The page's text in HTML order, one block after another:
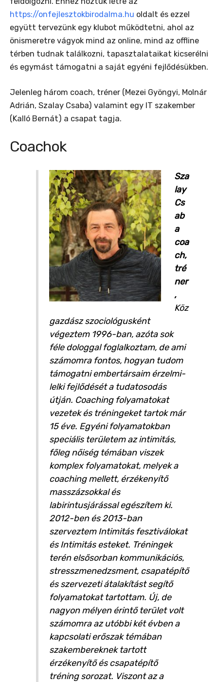
https://onfejlesztokbirodalma.hu oldalt és ezzel
együtt tervezünk egy klubot működtetni, ahol az
önismeretre vágyok mind az online, mind az offline
térben tudnak találkozni, tapasztalataikat kicserélni
és egymást támogatni a saját egyéni fejlődésükben.
Jelenleg három coach, tréner (Mezei Gyöngyi, Molnár
Adrián, Szalay Csaba) valamint egy IT szakember
(Kalló Bernát) a csapat tagja.
Coachok
Sza
lay
Cs
ab
a
coa
ch,
tré
ner
,
Köz
gazdász szociológusként
végeztem 1996-ban, azóta sok
féle dologgal foglalkoztam, de ami
számomra fontos, hogyan tudom
támogatni embertársaim érzelmi-
lelki fejlődését a tudatosodás
útján. Coaching folyamatokat
vezetek és tréningeket tartok már
15 éve. Egyéni folyamatokban
speciális területem az intimitás,
főleg nőiség témában viszek
komplex folyamatokat, melyek a
coaching mellett, érzékenyítő
masszázsokkal és
labirintusjárással egészítem ki.
2012-ben és 2013-ban
szerveztem Intimitás fesztiválokat
és Intimitás esteket. Tréningek
terén elsősorban kommunikációs,
stresszmenedzsment, csapatépítő
és szervezeti átalakítást segítő
folyamatokat tartottam. Új, de
nagyon mélyen érintő terület volt
számomra az utóbbi két évben a
kapcsolati erőszak témában
szakembereknek tartott
érzékenyítő és csapatépítő
tréning sorozat. Viszont az a